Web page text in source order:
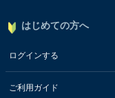
はじめての方へ
ログインする
ご利用ガイド